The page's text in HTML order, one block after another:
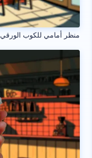
منظر أمامي للكوب الورقي